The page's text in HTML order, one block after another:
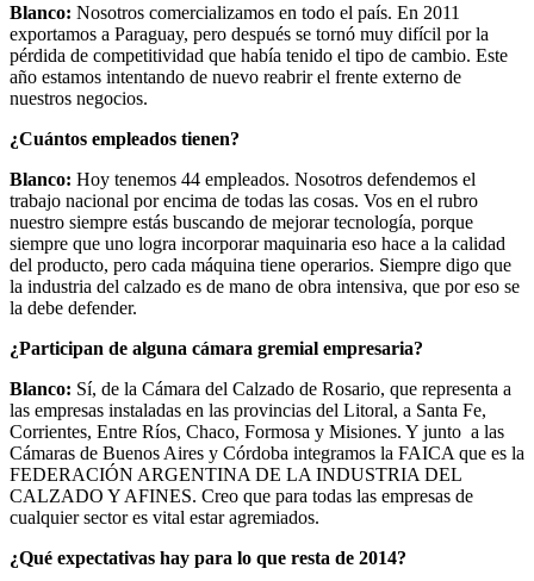
Blanco: Nosotros comercializamos en todo el país. En 2011
exportamos a Paraguay, pero después se tornó muy difícil por la
pérdida de competitividad que había tenido el tipo de cambio. Este
año estamos intentando de nuevo reabrir el frente externo de
nuestros negocios.
¿Cuántos empleados tienen?
Blanco: Hoy tenemos 44 empleados. Nosotros defendemos el
trabajo nacional por encima de todas las cosas. Vos en el rubro
nuestro siempre estás buscando de mejorar tecnología, porque
siempre que uno logra incorporar maquinaria eso hace a la calidad
del producto, pero cada máquina tiene operarios. Siempre digo que
la industria del calzado es de mano de obra intensiva, que por eso se
la debe defender.
¿Participan de alguna cámara gremial empresaria?
Blanco: Sí, de la Cámara del Calzado de Rosario, que representa a
las empresas instaladas en las provincias del Litoral, a Santa Fe,
Corrientes, Entre Ríos, Chaco, Formosa y Misiones. Y junto a las
Cámaras de Buenos Aires y Córdoba integramos la FAICA que es la
FEDERACIÓN ARGENTINA DE LA INDUSTRIA DEL
CALZADO Y AFINES. Creo que para todas las empresas de
cualquier sector es vital estar agremiados.
¿Qué expectativas hay para lo que resta de 2014?